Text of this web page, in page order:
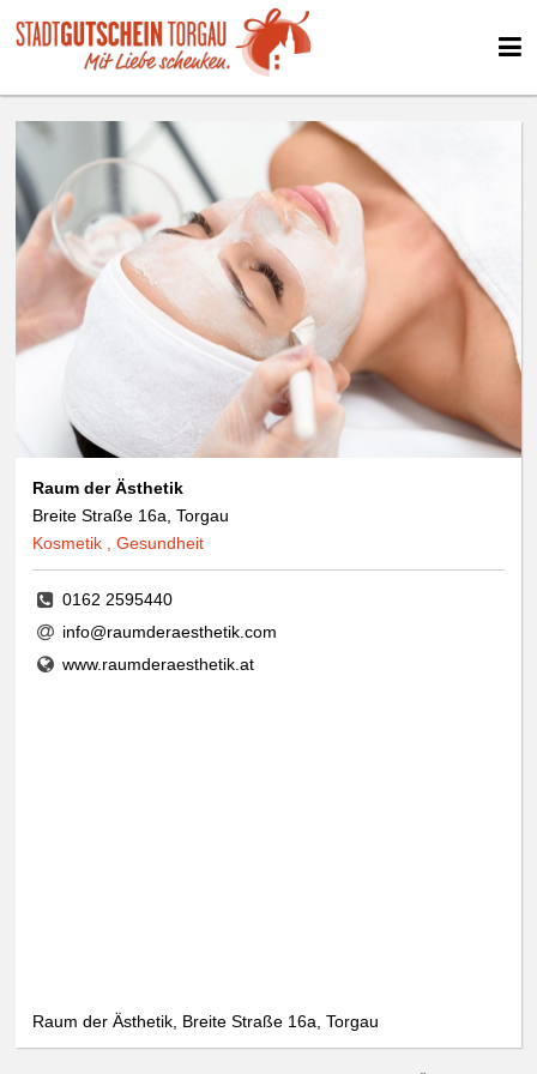
Raum der Ästhetik
Breite Straße 16a, Torgau
Kosmetik , Gesundheit
0162 2595440
info@raumderaesthetik.com
www.raumderaesthetik.at
Raum der Ästhetik, Breite Straße 16a, Torgau